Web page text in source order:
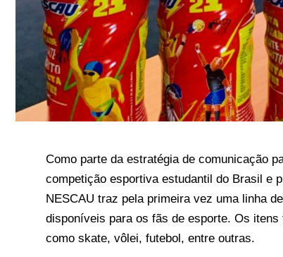
Como parte da estratégia de comunicação
competição esportiva estudantil do Brasil e
NESCAU traz pela primeira vez uma linha
disponíveis para os fãs de esporte. Os
como skate, vôlei, futebol, entre outras.